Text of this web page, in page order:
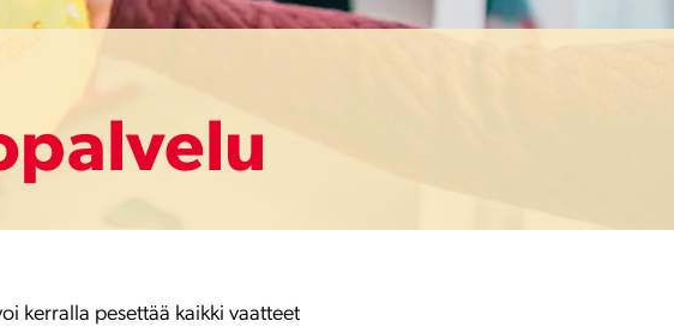
kerralla pesettää kaikki vaatteet